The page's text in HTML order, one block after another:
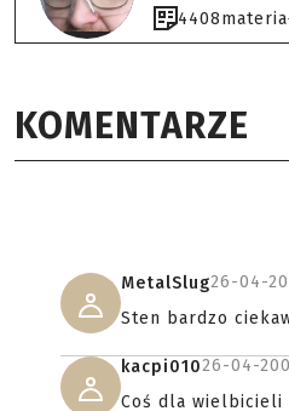
4408
KOMENTARZE
MetalSlug26-04-
Sten bardzo
kacpi01026-04-
Coś dla wielbicieli